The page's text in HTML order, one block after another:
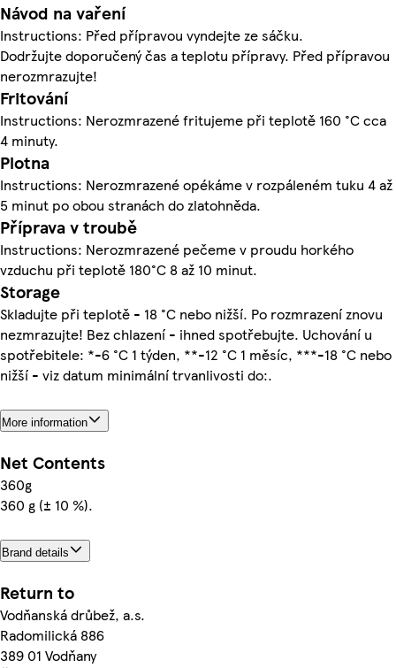
Návod na vaření
Instructions: Před přípravou vyndejte ze sáčku.
Dodržujte doporučený čas a teplotu přípravy. Před přípravou
nerozmrazujte!
Fritování
Instructions: Nerozmrazené fritujeme při teplotě 160 °C cca
4 minuty.
Plotna
Instructions: Nerozmrazené opékáme v rozpáleném tuku 4 až
5 minut po obou stranách do zlatohněda.
Příprava v troubě
Instructions: Nerozmrazené pečeme v proudu horkého
vzduchu při teplotě 180°C 8 až 10 minut.
Storage
Skladujte při teplotě - 18 °C nebo nižší. Po rozmrazení znovu
nezmrazujte! Bez chlazení - ihned spotřebujte. Uchování u
spotřebitele: *-6 °C 1 týden, **-12 °C 1 měsíc, ***-18 °C nebo
nižší - viz datum minimální trvanlivosti do:.
More information
Net Contents
360g
360 g (± 10 %).
Brand details
Return to
Vodňanská drůbež, a.s.
Radomilická 886
389 01 Vodňany